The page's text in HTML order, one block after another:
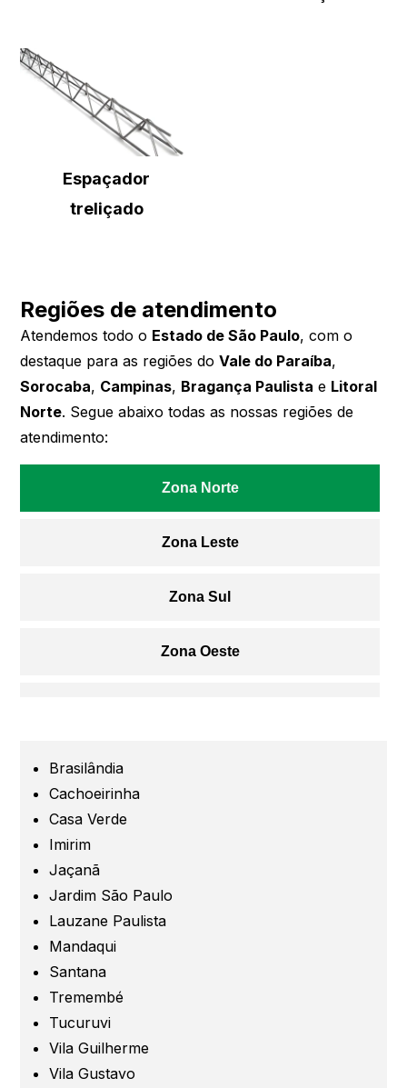
Espaçador
treliçado
Regiões de atendimento
Atendemos todo o Estado de São Paulo, com o
destaque para as regiões doVale do Paraíba,
Sorocaba, Campinas, Bragança Paulista e Litoral
Norte. Segue abaixo todas as nossas regiões de
atendimento:
Zona Norte
Zona Leste
Zona Sul
Zona Oeste
São Caetano
Brasilândia
Cachoeirinha
Casa Verde
Imirim
Jaçanã
Jardim São Paulo
Lauzane Paulista
Mandaqui
Santana
Tremembé
Tucuruvi
Vila Guilherme
Vila Gustavo